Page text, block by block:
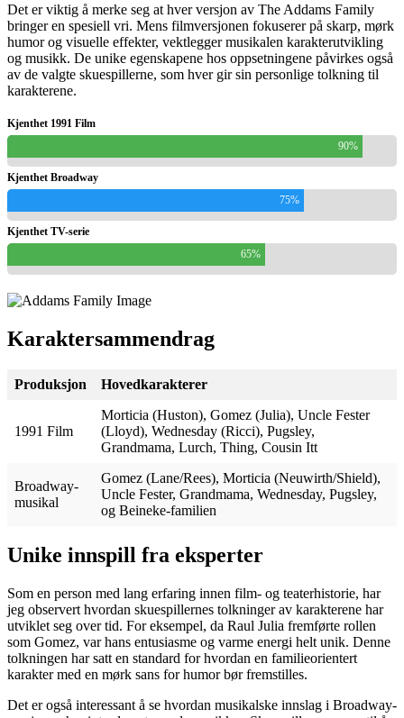
Det er viktig å merke seg at hver versjon av The Addams Family
bringer en spesiell vri. Mens filmversjonen fokuserer på skarp, mørk
humor og visuelle effekter, vektlegger musikalen karakterutvikling
og musikk. De unike egenskapene hos oppsetningene påvirkes også
av de valgte skuespillerne, som hver gir sin personlige tolkning til
karakterene.
Kjenthet 1991 Film
90%
Kjenthet Broadway
75%
Kjenthet TV-serie
65%
Karaktersammendrag
Produksjon Hovedkarakterer
1991 Film
Morticia (Huston), Gomez (Julia), Uncle Fester
(Lloyd), Wednesday (Ricci), Pugsley,
Grandmama, Lurch, Thing, Cousin Itt
Broadway-
musikal
Gomez (Lane/Rees), Morticia (Neuwirth/Shield),
Uncle Fester, Grandmama, Wednesday, Pugsley,
og Beineke-familien
Unike innspill fra eksperter
Som en person med lang erfaring innen film- og teaterhistorie, har
jeg observert hvordan skuespillernes tolkninger av karakterene har
utviklet seg over tid. For eksempel, da Raul Julia fremførte rollen
som Gomez, var hans entusiasme og varme energi helt unik. Denne
tolkningen har satt en standard for hvordan en familieorientert
karakter med en mørk sans for humor bør fremstilles.
Det er også interessant å se hvordan musikalske innslag i Broadway-